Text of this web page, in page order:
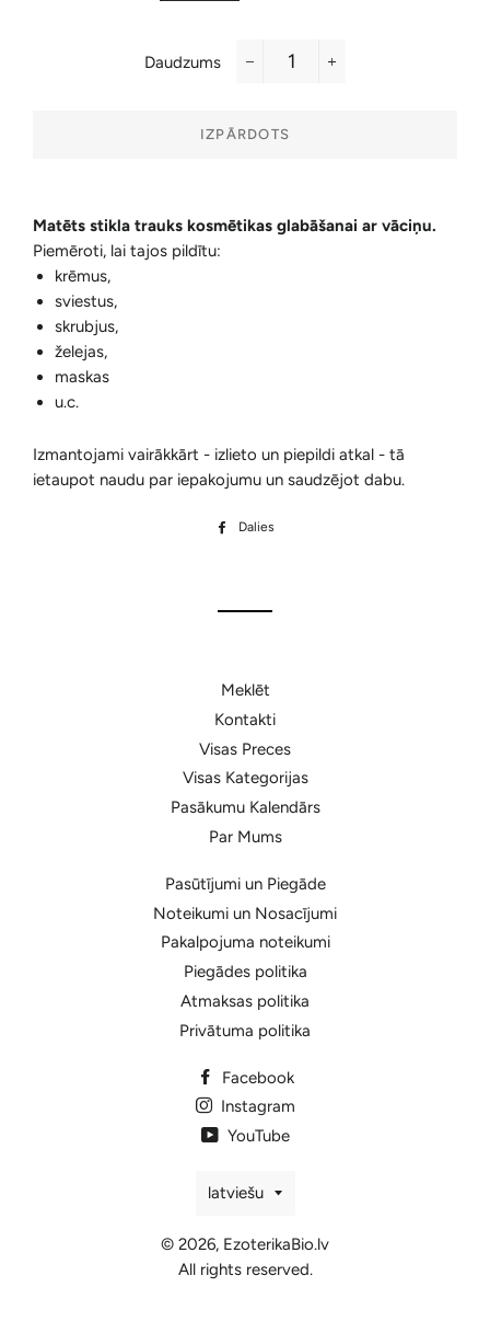
Daudzums
IZPĀRDOTS
Matēts stikla trauks kosmētikas glabāšanai ar vāciņu.
Piemēroti, lai tajos pildītu:
krēmus,
sviestus,
skrubjus,
želejas,
maskas
u.c.
Izmantojami vairākkārt - izlieto un piepildi atkal - tā
ietaupot naudu par iepakojumu un saudzējot dabu.
Dalies
Meklēt
Kontakti
Visas Preces
Visas Kategorijas
Pasākumu Kalendārs
Par Mums
Pasūtījumi un Piegāde
Noteikumi un Nosacījumi
Pakalpojuma noteikumi
Piegādes politika
Atmaksas politika
Privātuma politika
Facebook
Instagram
YouTube
Valoda
latviešu
© 2026, EzoterikaBio.lv
All rights reserved.